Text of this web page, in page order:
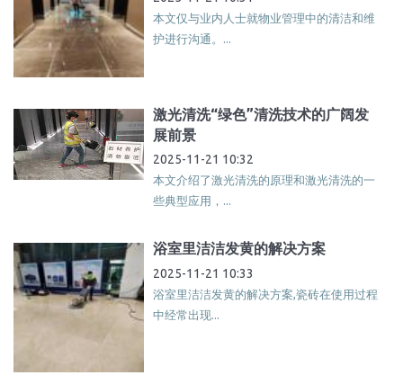
本文仅与业内人士就物业管理中的清洁和维
护进行沟通。...
激光清洗“绿色”清洗技术的广阔发
展前景
2025-11-21 10:32
本文介绍了激光清洗的原理和激光清洗的一
些典型应用，...
浴室里洁洁发黄的解决方案
2025-11-21 10:33
浴室里洁洁发黄的解决方案,瓷砖在使用过程
中经常出现...